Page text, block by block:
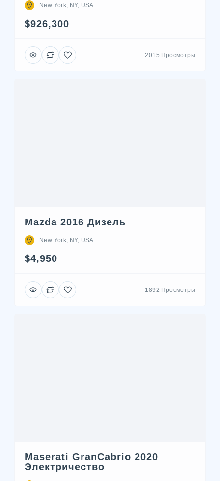
New York, NY, USA
$926,300
2015 Просмотры
Mazda 2016 Дизель
New York, NY, USA
$4,950
1892 Просмотры
Maserati GranCabrio 2020
Электричество